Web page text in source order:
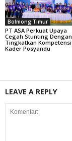
Bolmong Timur
PT ASA Perkuat Upaya
Cegah Stunting Dengan
Tingkatkan Kompetensi
Kader Posyandu
LEAVE A REPLY